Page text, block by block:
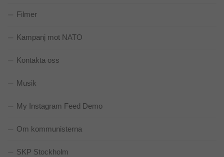
Filmer
Kampanj mot NATO
Kontakta oss
Musik
My Instagram Feed Demo
Om kommunisterna
SKP Stockholm